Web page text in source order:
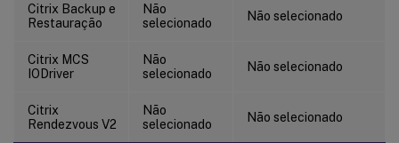
Citrix Backup e
Restauração
Não
selecionado
Não selecionado
Citrix MCS
IODriver
Não
selecionado
Não selecionado
Citrix
Rendezvous V2
Não
selecionado
Não selecionado